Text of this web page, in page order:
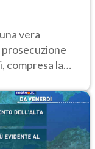
vera
compresa la